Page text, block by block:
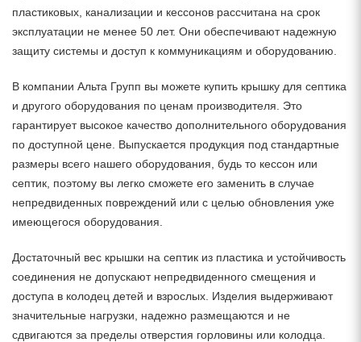
пластиковых, канализации и кессонов рассчитана на срок
эксплуатации не менее 50 лет. Они обеспечивают надежную
защиту системы и доступ к коммуникациям и оборудованию.
В компании Альта Групп вы можете купить крышку для септика
и другого оборудования по ценам производителя. Это
гарантирует высокое качество дополнительного оборудования
по доступной цене. Выпускается продукция под стандартные
размеры всего нашего оборудования, будь то кессон или
септик, поэтому вы легко сможете его заменить в случае
непредвиденных повреждений или с целью обновления уже
имеющегося оборудования.
Достаточный вес крышки на септик из пластика и устойчивость
соединения не допускают непредвиденного смещения и
доступа в колодец детей и взрослых. Изделия выдерживают
значительные нагрузки, надежно размещаются и не
сдвигаются за пределы отверстия горловины или колодца.